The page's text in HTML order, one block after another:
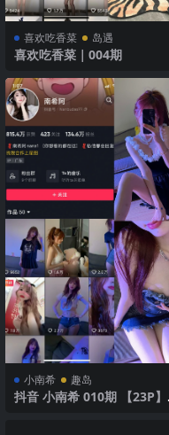
喜欢吃香菜 岛遇
喜欢吃香菜｜004期
小南希 趣岛
抖音 小南希 010期 【23P】最